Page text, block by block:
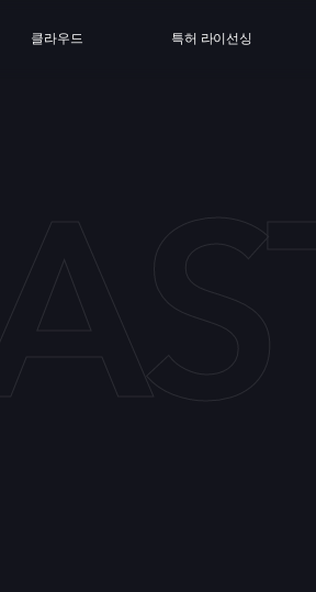
클라우드 특허 라이선싱